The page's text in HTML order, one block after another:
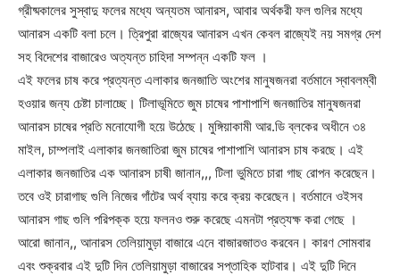
গ্রীষ্মকালের সুস্বাদু ফলের মধ্যে অন্যতম আনারস, আবার অর্থকরী ফল গুলির মধ্যে
আনারস একটি বলা চলে। ত্রিপুরা রাজ্যের আনারস এখন কেবল রাজ্যেই নয় সমগ্র দেশ
সহ বিদেশের বাজারেও অত্যন্ত চাহিদা সম্পন্ন একটি ফল ।
এই ফলের চাষ করে প্রত্যন্ত এলাকার জনজাতি অংশের মানুষজনরা বর্তমানে স্বাবলম্বী
হওয়ার জন্য চেষ্টা চালাচ্ছে। টিলাভূমিতে জুম চাষের পাশাপাশি জনজাতির মানুষজনরা
আনারস চাষের প্রতি মনোযোগী হয়ে উঠেছে। মুঙ্গিয়াকামী আর.ডি ব্লকের অধীনে ৩৪
মাইল, চাম্পলাই এলাকার জনজাতিরা জুম চাষের পাশাপাশি আনারস চাষ করছে। এই
এলাকার জনজাতির এক আনারস চাষী জানান,,, টিলা ভুমিতে চারা গাছ রোপন করেছেন।
তবে ওই চারাগাছ গুলি নিজের গাঁটের অর্থ ব্যায় করে ক্রয় করেছেন। বর্তমানে ওইসব
আনারস গাছ গুলি পরিপক্ক হয়ে ফলনও শুরু করেছে এমনটা প্রত্যক্ষ করা গেছে ।
আরো জানান,, আনারস তেলিয়ামুড়া বাজারে এনে বাজারজাতও করবেন। কারণ সোমবার
এবং শুক্রবার এই দুটি দিন তেলিয়ামুড়া বাজারের সপ্তাহিক হাটবার। এই দুটি দিনে